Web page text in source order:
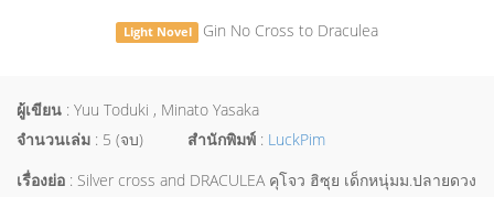
Light Novel Gin No Cross to Draculea
ผู้เขียน : Yuu Toduki , Minato Yasaka
จำนวนเล่ม : 5 (จบ) สำนักพิมพ์ : LuckPim
เรื่องย่อ : Silver cross and DRACULEA คุโจว ฮิซุย เด็กหนุ่มม.ปลายดวง